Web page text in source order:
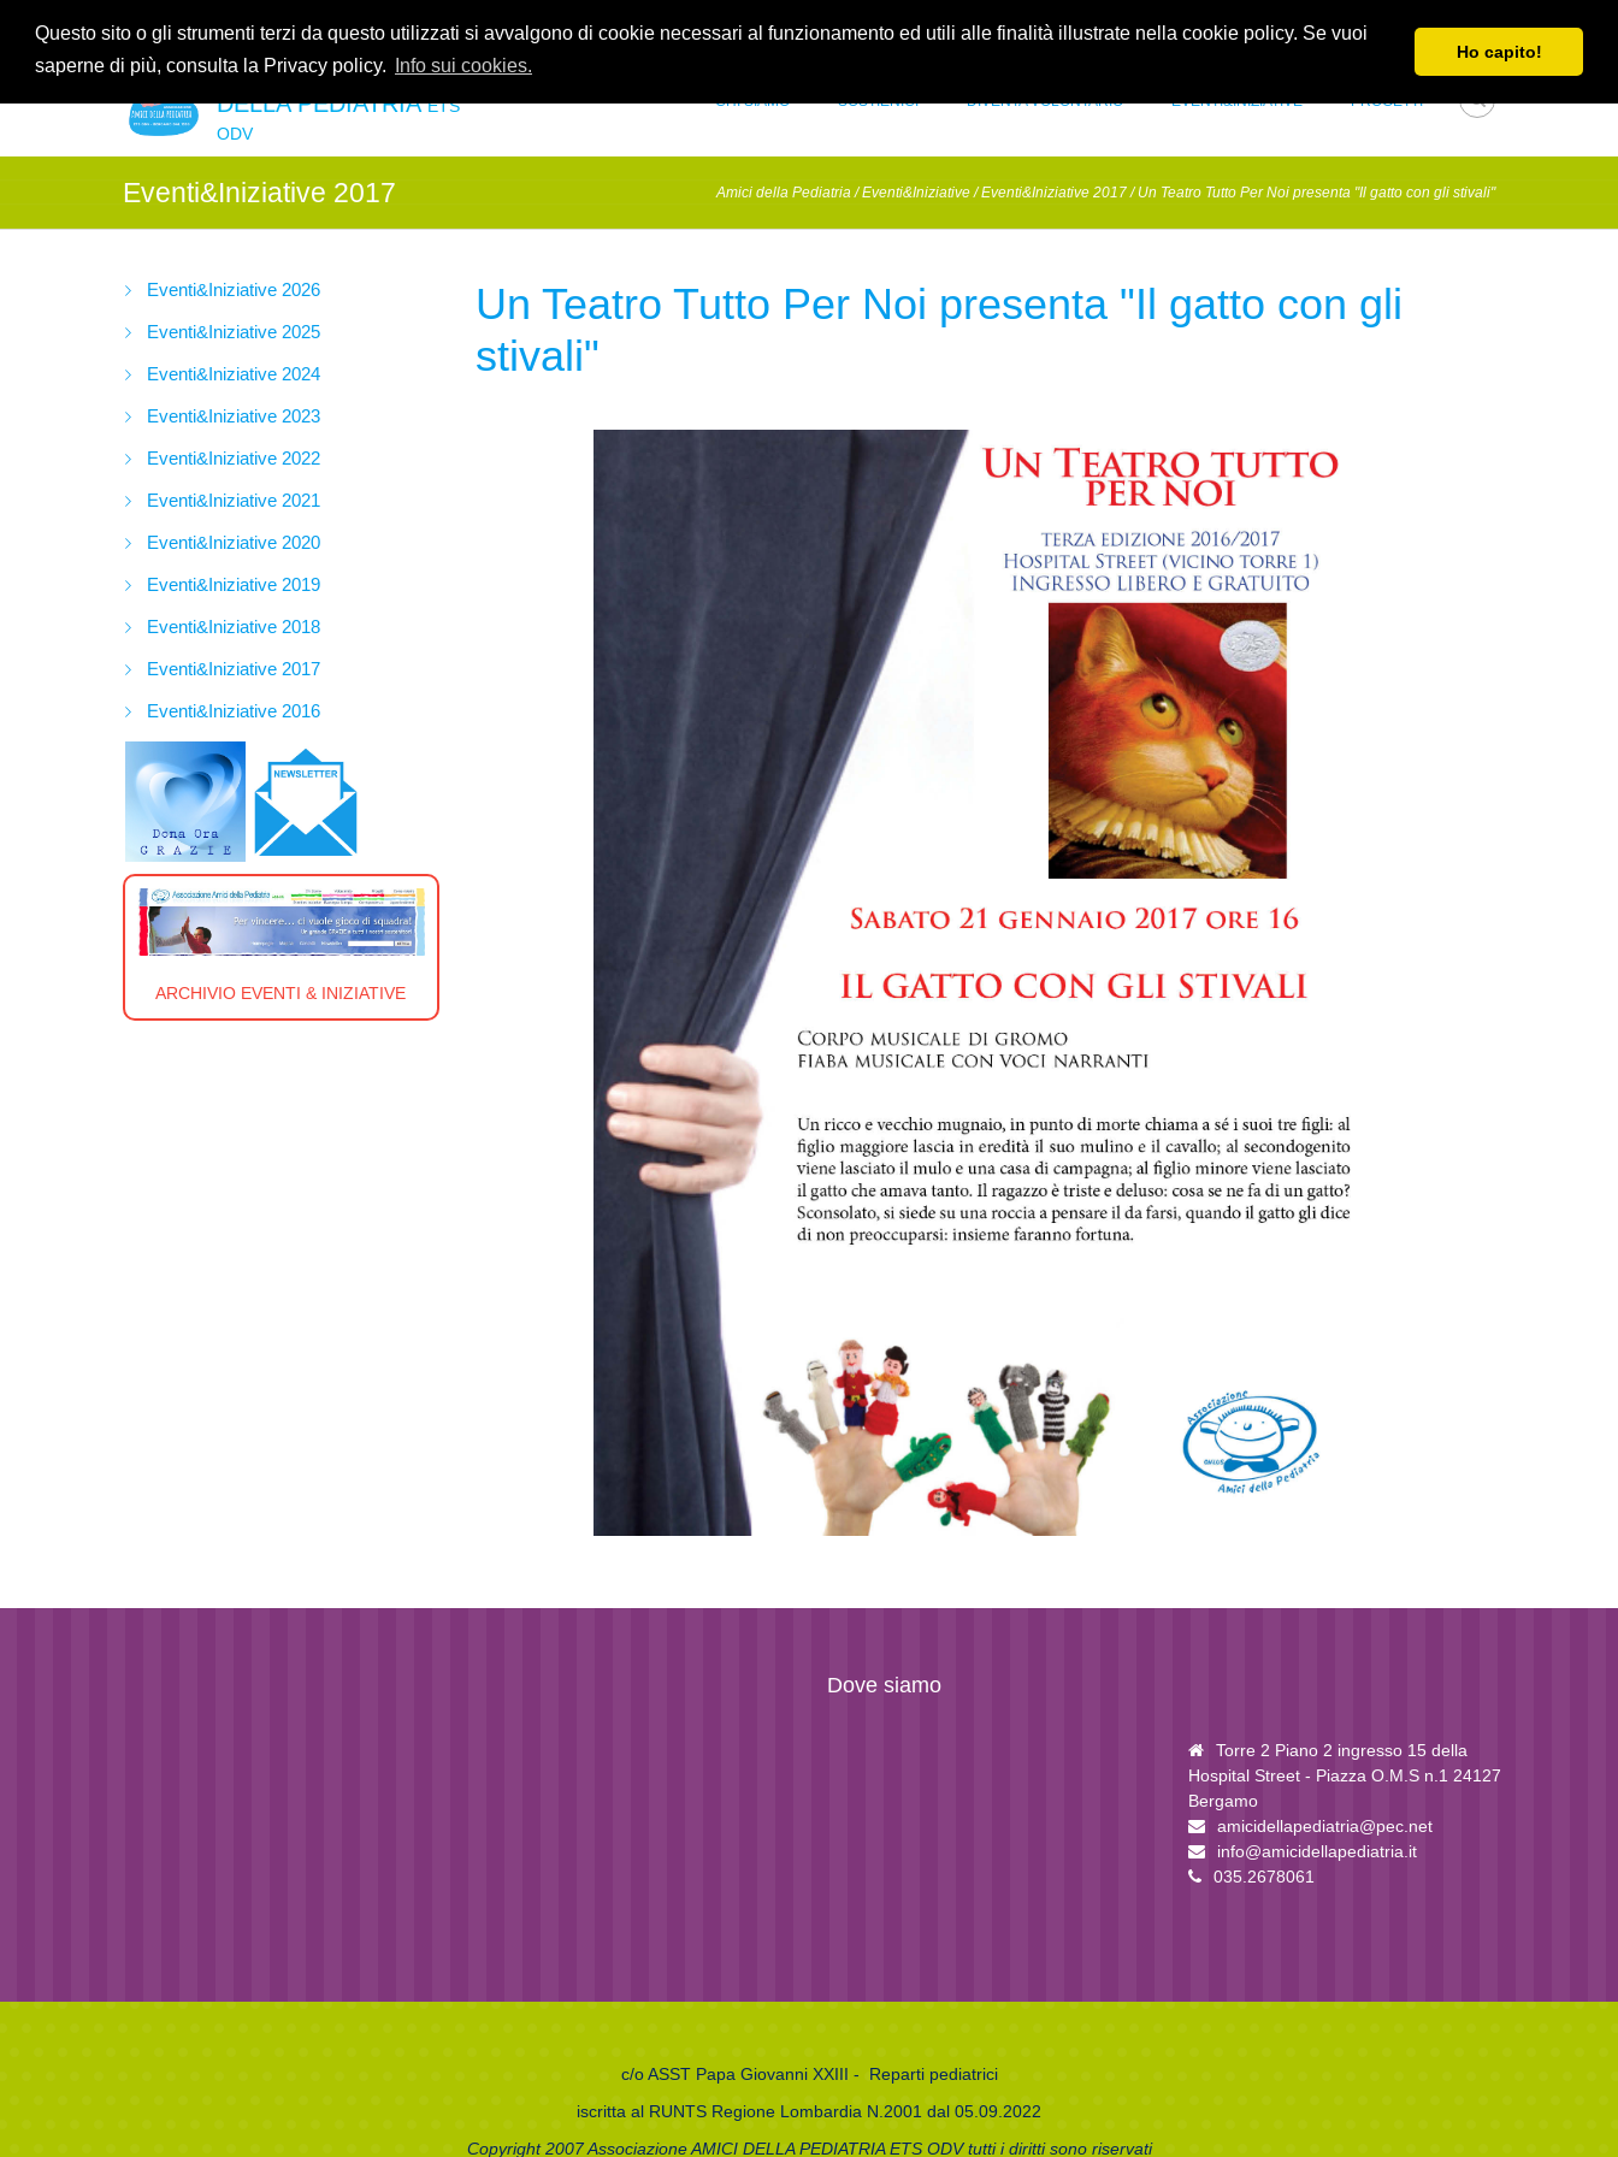
Questo sito o gli strumenti terzi da questo utilizzati si avvalgono di cookie necessari al funzionamento ed utili alle finalità illustrate nella cookie policy. Se vuoi
saperne di più, consulta la Privacy policy.
Info sui cookies.
Ho capito!
Contatti
ASSOCIAZIONE AMICI
DELLA PEDIATRIAETS
ODV
CHI SIAMO SOSTIENICI DIVENTA VOLONTARIO EVENTI&INIZIATIVE PROGETTI
Amici della Pediatria/Eventi&Iniziative/Eventi&Iniziative 2017/Un Teatro Tutto Per Noi presenta "Il gatto con gli stivali"
Eventi&Iniziative 2017
Eventi&Iniziative 2026
Eventi&Iniziative 2025
Eventi&Iniziative 2024
Eventi&Iniziative 2023
Eventi&Iniziative 2022
Eventi&Iniziative 2021
Eventi&Iniziative 2020
Eventi&Iniziative 2019
Eventi&Iniziative 2018
Eventi&Iniziative 2017
Eventi&Iniziative 2016
ARCHIVIO EVENTI & INIZIATIVE
Un Teatro Tutto Per Noi presenta "Il gatto con gli
stivali"
Dove siamo
Torre 2 Piano 2 ingresso 15 della
Hospital Street - Piazza O.M.S n.1 24127
Bergamo
amicidellapediatria@pec.net
info@amicidellapediatria.it
035.2678061
c/oASST Papa Giovanni XXIII - Reparti pediatrici
iscritta al RUNTS Regione Lombardia N.2001 dal 05.09.2022
Copyright 2007 Associazione AMICI DELLA PEDIATRIA ETS ODV tutti i diritti sono riservati